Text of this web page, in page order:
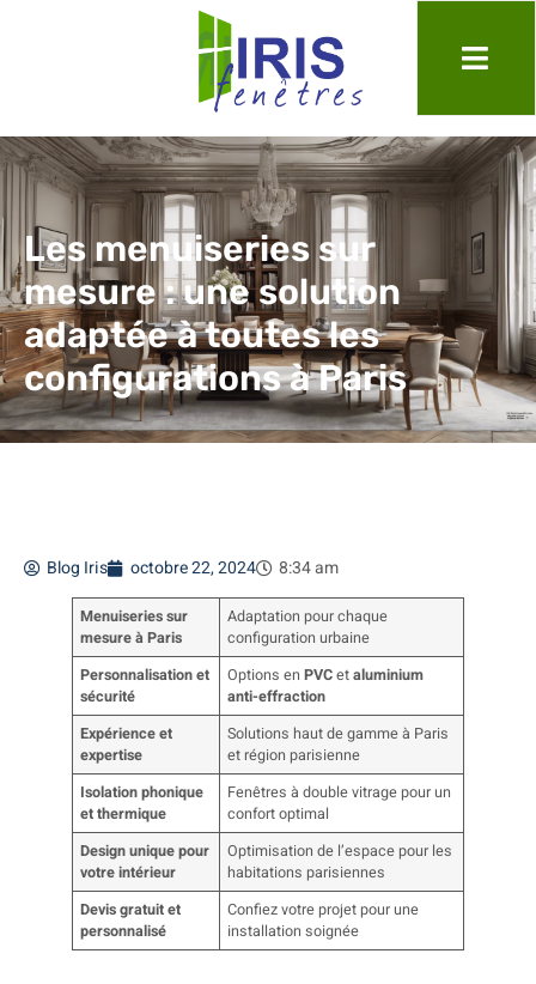
Les menuiseries sur
mesure : une solution
adaptée à toutes les
configurations à Paris
Blog Iris octobre 22, 2024 8:34 am
Menuiseries sur
mesure à Paris
Adaptation pour chaque
configuration urbaine
Personnalisation et
sécurité
Options enPVCetaluminium
anti-effraction
Expérience et
expertise
Solutions haut de gamme à Paris
et région parisienne
Isolation phonique
et thermique
Fenêtres à double vitrage pour un
confort optimal
Design unique pour
votre intérieur
Optimisation de l’espace pour les
habitations parisiennes
Devis gratuit et
personnalisé
Confiez votre projet pour une
installation soignée